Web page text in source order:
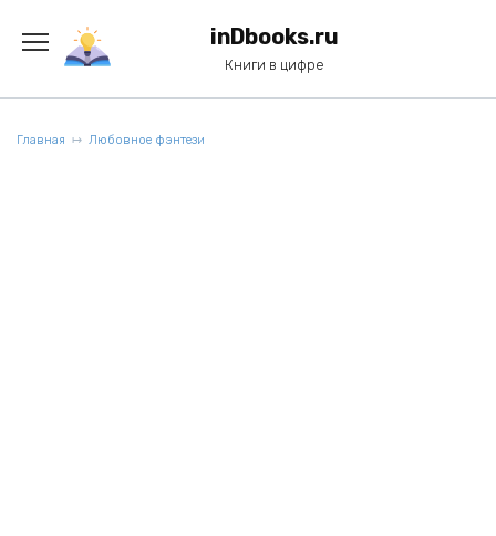
содержанию
inDbooks.ru
Книги в цифре
Главная Любовное фэнтези